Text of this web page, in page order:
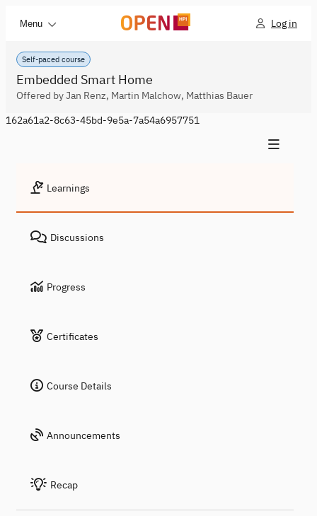
Menu Log in
Self-paced course
Embedded Smart Home
Offered by Jan Renz, Martin Malchow, Matthias Bauer
162a61a2-8c63-45bd-9e5a-7a54a6957751
Learnings
Discussions
Progress
Certificates
Course Details
Announcements
Recap